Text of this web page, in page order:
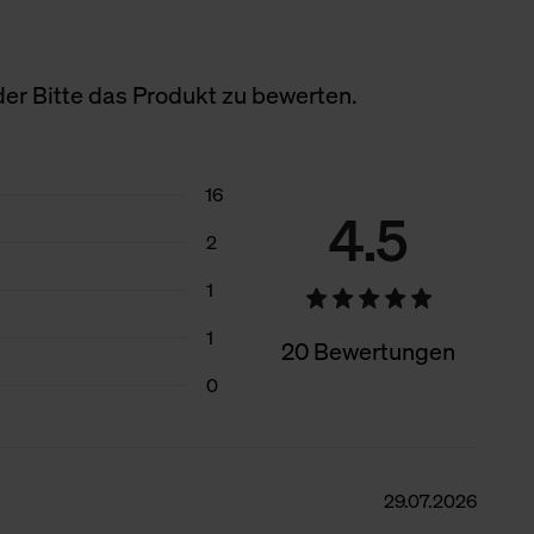
Bitte das Produkt zu bewerten.
4.5
20 Bewertungen
16
2
1
1
0
29.07.2026